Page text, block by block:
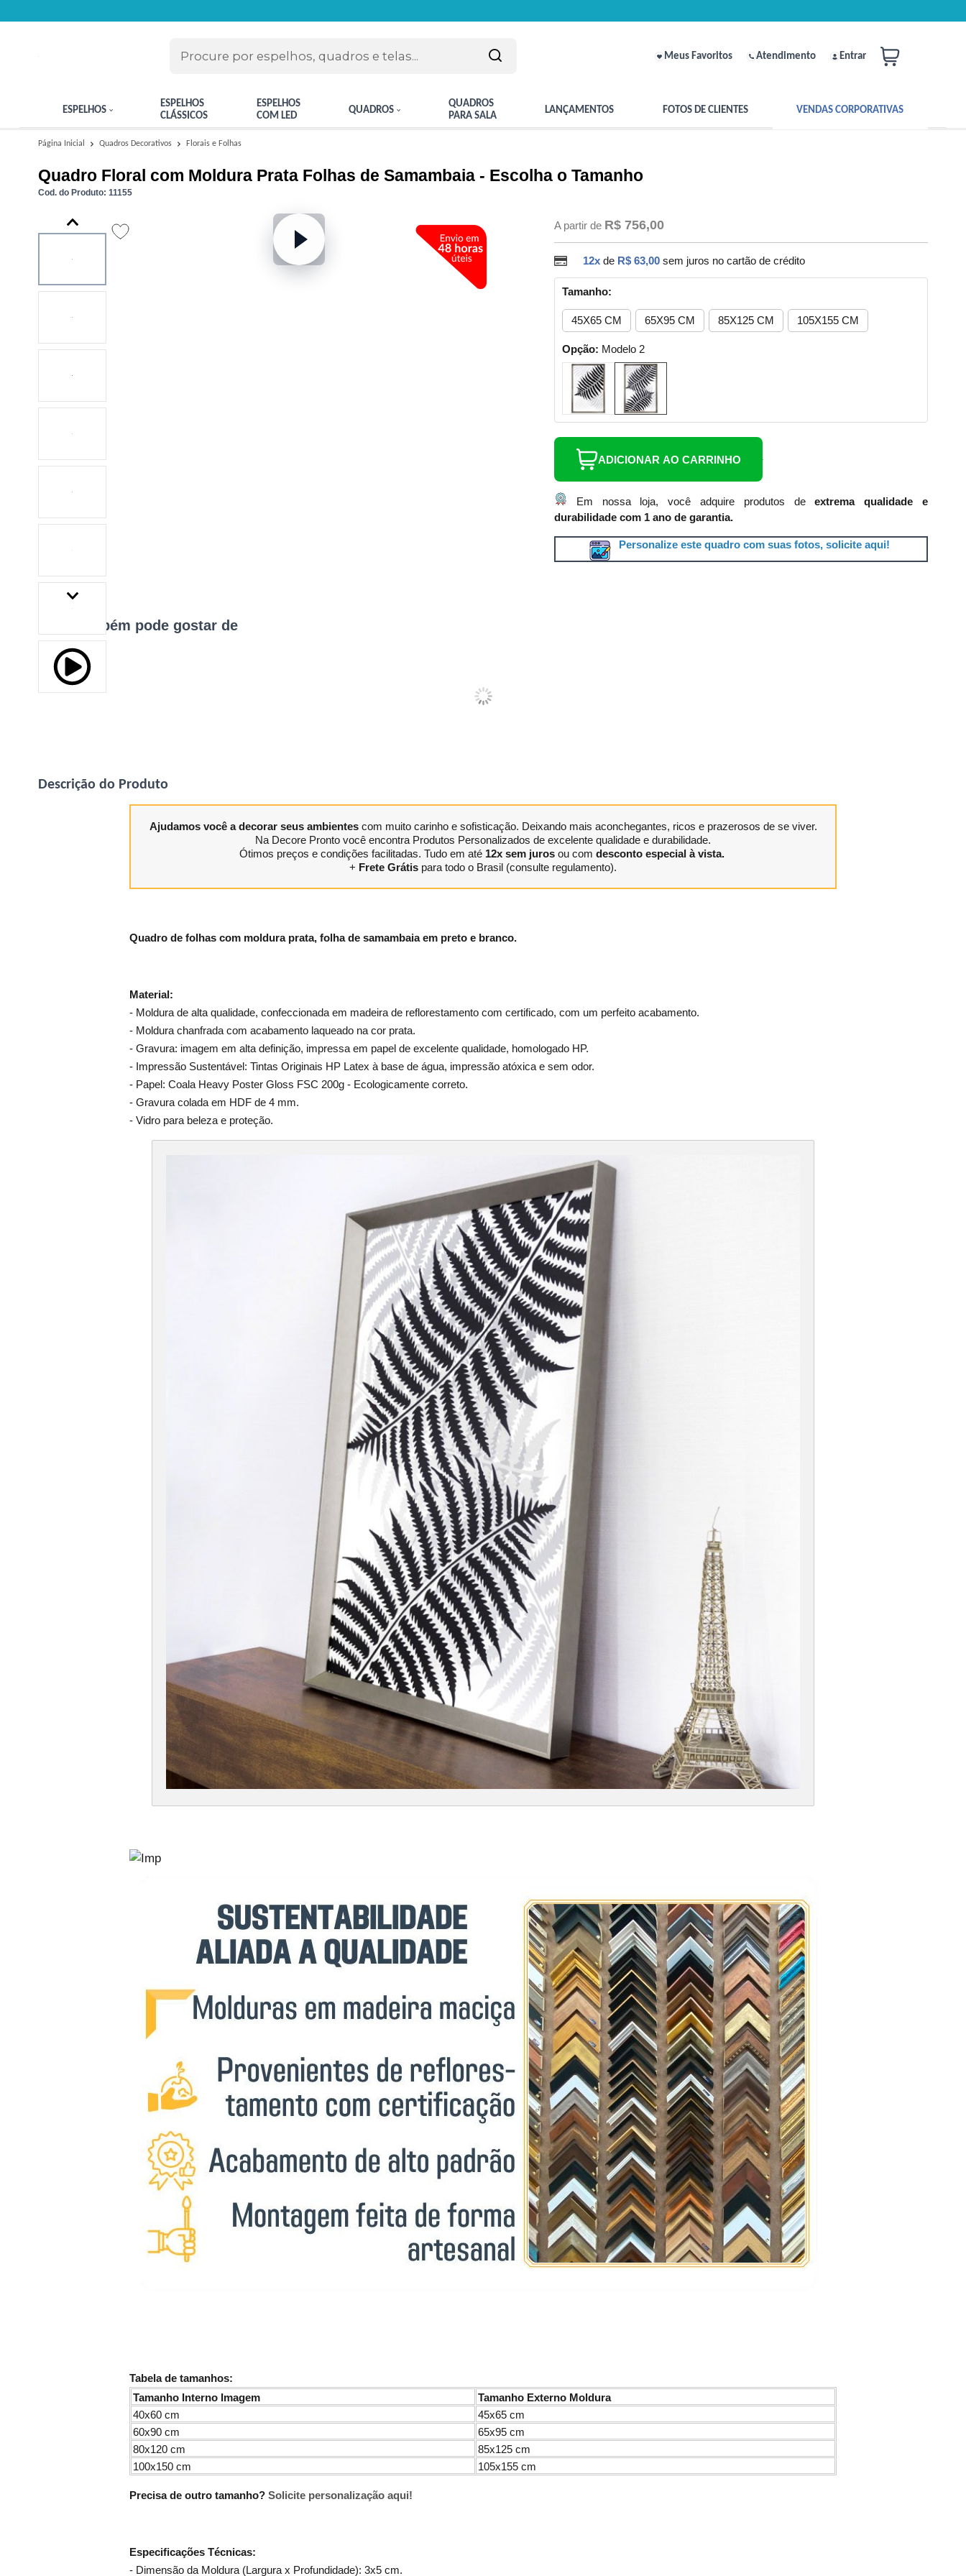
Meus Favoritos Atendimento Entrar
ESPELHOS
ESPELHOS
CLÁSSICOS
ESPELHOS
COM LED
QUADROS
QUADROS
PARA SALA
LANÇAMENTOS FOTOS DE CLIENTES VENDAS CORPORATIVAS
Página Inicial Quadros Decorativos Florais e Folhas
Quadro Floral com Moldura Prata Folhas de Samambaia - Escolha o Tamanho
Cod. do Produto: 11155
A partir de R$ 756,00
12x de R$ 63,00 sem juros no cartão de crédito
Tamanho:
45X65 CM 65X95 CM 85X125 CM 105X155 CM
Opção: Modelo 2
ADICIONAR AO CARRINHO
Em nossa loja, você adquire produtos deextrema qualidade e
durabilidade com 1 ano de garantia.
Personalize este quadro com suas fotos, solicite aqui!
Você também pode gostar de
Descrição do Produto
Ajudamos você a decorar seus ambientescom muito carinho e sofisticação. Deixando mais aconchegantes, ricos e prazerosos de se viver.
Na Decore Pronto você encontra Produtos Personalizados de excelente qualidade e durabilidade.
Ótimos preços e condições facilitadas. Tudo em até 12x sem jurosou com desconto especial à vista.
+ Frete Grátis para todo o Brasil (consulte regulamento).
Quadro de folhas com moldura prata, folha de samambaia em preto e branco.
Material:
- Moldura de alta qualidade, confeccionada em madeira de reflorestamento com certificado, com um perfeito acabamento.
- Moldura chanfrada com acabamento laqueado na cor prata.
- Gravura: imagem em alta definição, impressa em papel de excelente qualidade, homologado HP.
- Impressão Sustentável: Tintas Originais HP Latex à base de água, impressão atóxica e sem odor.
- Papel: Coala Heavy Poster Gloss FSC 200g - Ecologicamente correto.
- Gravura colada em HDF de 4 mm.
- Vidro para beleza e proteção.
Tabela de tamanhos:
Tamanho Interno Imagem
Tamanho Externo Moldura
40x60 cm
45x65 cm
60x90 cm
65x95 cm
80x120 cm
85x125 cm
100x150 cm
105x155 cm
Precisa de outro tamanho? Solicite personalização aqui!
Especificações Técnicas:
- Dimensão da Moldura (Largura x Profundidade): 3x5 cm.